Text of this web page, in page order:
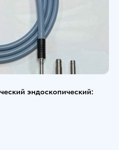
эндоскопический: